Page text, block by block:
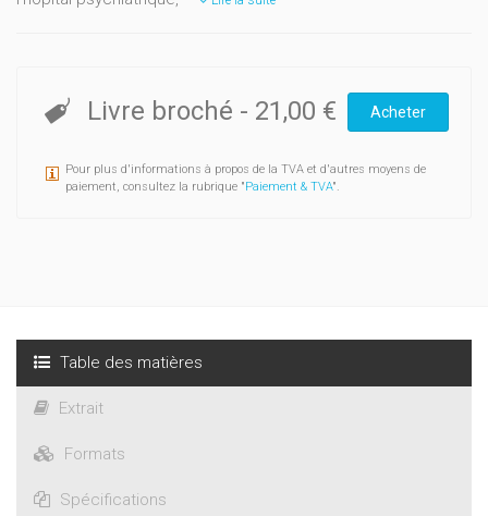
Livre broché - 21,00 € Acheter
Pour plus d'informations à propos de la TVA et d'autres moyens de
paiement, consultez la rubrique "Paiement & TVA".
Table des matières
Extrait
Formats
Spécifications